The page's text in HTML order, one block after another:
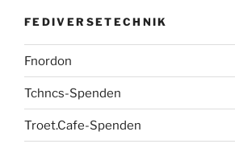
FEDIVERSETECHNIK
Fnordon
Tchncs-Spenden
Troet.Cafe-Spenden